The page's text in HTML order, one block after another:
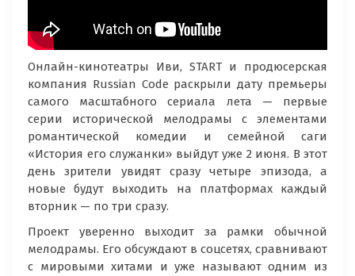
Онлайн-кинотеатры Иви, START и продюсерская
компания Russian Code раскрыли дату премьеры
самого масштабного сериала лета — первые
серии исторической мелодрамы с элементами
романтической комедии и семейной саги
«История его служанки» выйдут уже 2 июня. В этот
день зрители увидят сразу четыре эпизода, а
новые будут выходить на платформах каждый
вторник — по три сразу.
Проект уверенно выходит за рамки обычной
мелодрамы. Его обсуждают в соцсетях, сравнивают
с мировыми хитами и уже называют одним из